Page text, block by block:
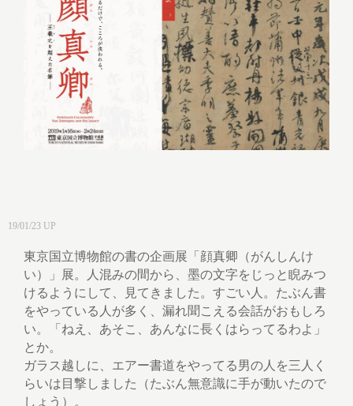
19/01/23 UP
東京国立博物館の書の企画展「顔真卿（がんしんけ
い）」展。人混みの間から、墨の文字をじっと睨みつ
けるようにして、見てきました。すごい人。たぶん書
をやっている人が多く、漏れ聞こえる会話がおもしろ
い。「ねえ、あそこ、あんなに長くはらってるわよ」
とか。
ガラス越しに、エアー書道をやってる男の人を三人く
らいは目撃しました（たぶん無意識に手が動いたので
しょう）。